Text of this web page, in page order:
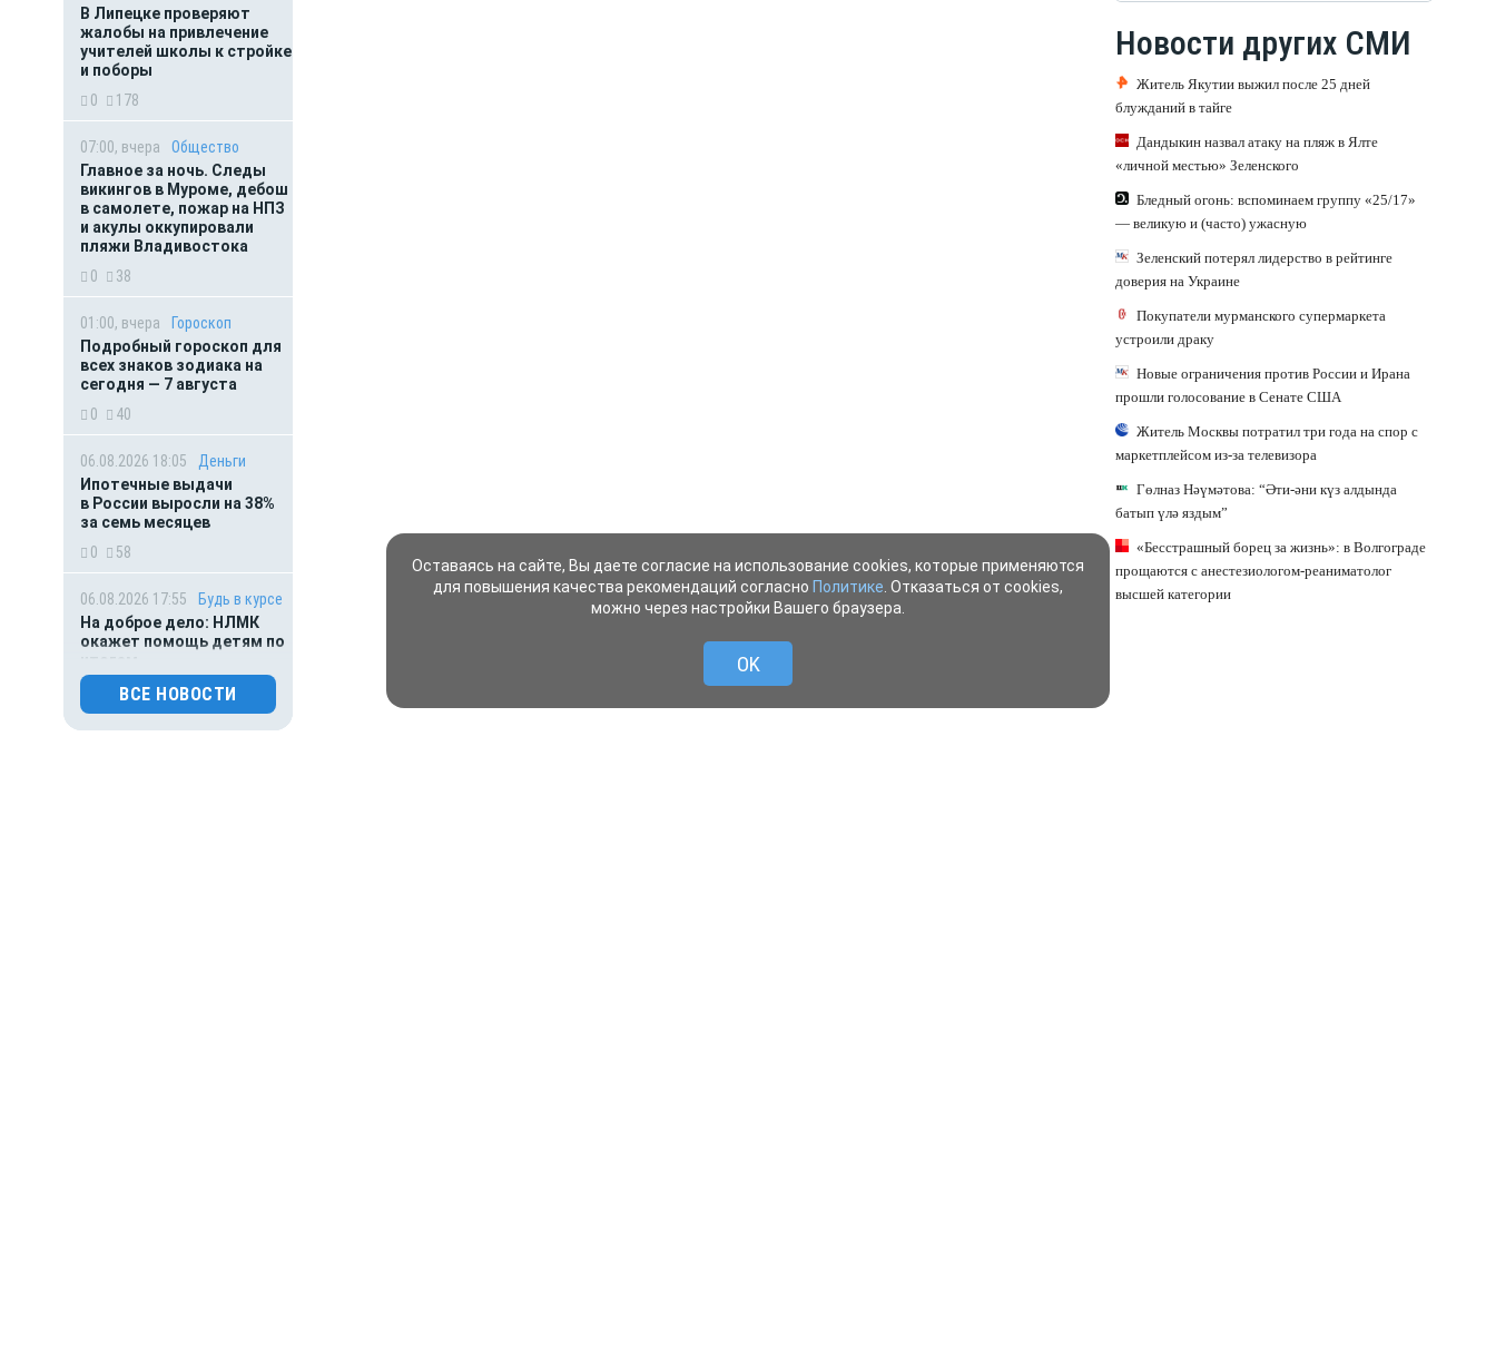
В Липецке проверяют
жалобы на привлечение
учителей школы к стройке
и поборы
0
178
07:00, вчера
Общество
Главное за ночь. Следы
викингов в Муроме, дебош
в самолете, пожар на НПЗ
и акулы оккупировали
пляжи Владивостока
0
38
01:00, вчера
Гороскоп
Подробный гороскоп для
всех знаков зодиака на
сегодня — 7 августа
0
40
06.08.2026 18:05
Деньги
Ипотечные выдачи
в России выросли на 38%
за семь месяцев
0
58
06.08.2026 17:55
Будь в курсе
На доброе дело: НЛМК
окажет помощь детям по
благотворительного
марафона
0
46
ВСЕ НОВОСТИ
Новости других СМИ
Житель Якутии выжил после 25 дней
блужданий в тайге
Дандыкин назвал атаку на пляж в Ялте
«личной местью» Зеленского
Бледный огонь: вспоминаем группу «25/17»
— великую и (часто) ужасную
Зеленский потерял лидерство в рейтинге
доверия на Украине
Покупатели мурманского супермаркета
устроили драку
Новые ограничения против России и Ирана
прошли голосование в Сенате США
Житель Москвы потратил три года на спор с
маркетплейсом из-за телевизора
Гөлназ Нәүмәтова: “Әти-әни күз алдында
батып үлә яздым”
«Бесстрашный борец за жизнь»: в Волгограде
прощаются с анестезиологом-реаниматолог
высшей категории
Оставаясь на сайте, Вы даете согласие на использование cookies, которые применяются
для повышения качества рекомендаций согласно Политике . Отказаться от cookies,
можно через настройки Вашего браузера.
OK